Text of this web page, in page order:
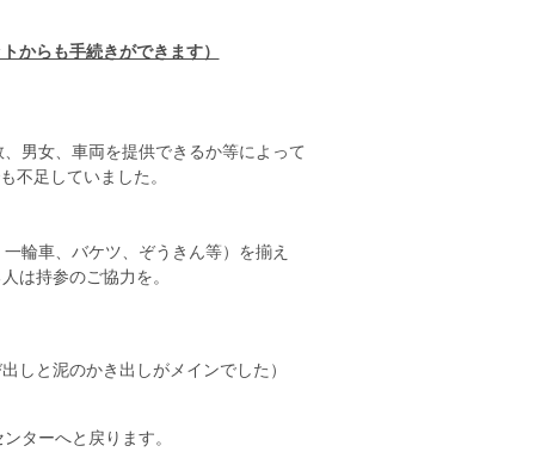
からも手続きができます）
女、車両を提供できるか等によって
足していました。
車、バケツ、ぞうきん等）を揃え
持参のご協力を。
と泥のかき出しがメインでした）
ーへと戻ります。